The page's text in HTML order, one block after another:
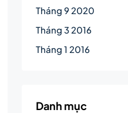
Tháng 9 2020
Tháng 3 2016
Tháng 1 2016
Danh mục